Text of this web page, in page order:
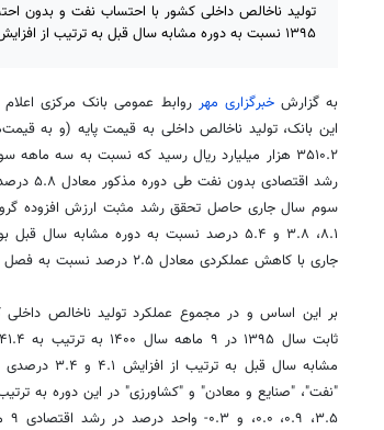
۱۳۹۵ نسبت به دوره مشابه سال قبل به ترتیب از افزایش ۴.۱ و ۳.۴ درصدی برخوردار بوده است.
به گزارش خبرگزاری مهر روابط عمومی بانک مرکزی
رشد
سوم سال جاری حاصل تحقق رشد مثبت ارزش افزوده
۸.۱، ۳.۸ و ۵.۴ درصد نسبت به دوره مشابه
جاری با کاهش عملکردی معادل ۲.۵ درصد نسبت به فصل مشابه سال گذشته مواجه بوده است.
بر این اساس و در مجموع عملکرد تولید ناخالص
مشابه سال